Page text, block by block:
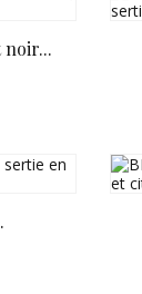
noir...